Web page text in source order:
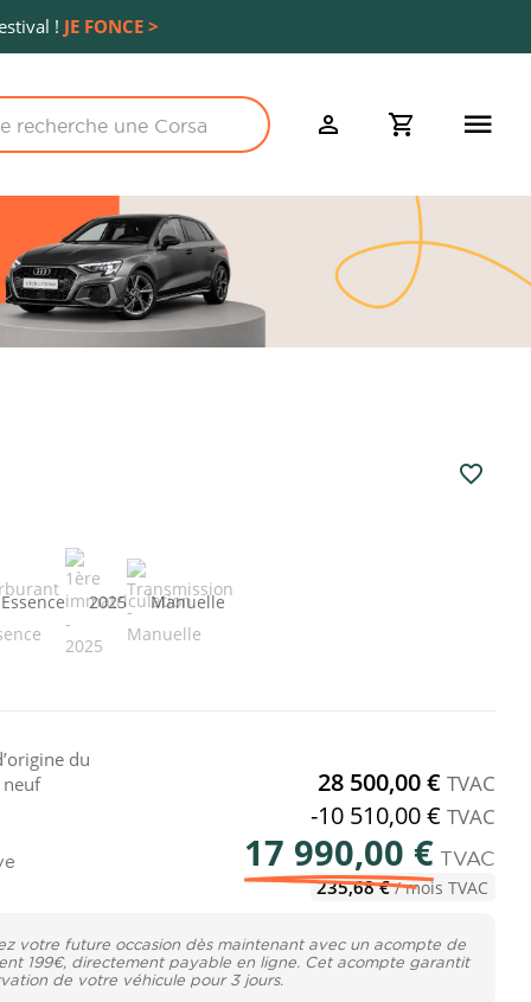
! JE FONCE >
Essence 2025 Manuelle
du
neuf
28 500,00 € TVAC
-10 510,00 € TVAC
17 990,00 € TVAC
235,68 €/ mois TVAC
votre future occasion dès maintenant avec un acompte de
199€, directement payable en ligne. Cet acompte garantit
de votre véhicule pour 3 jours.